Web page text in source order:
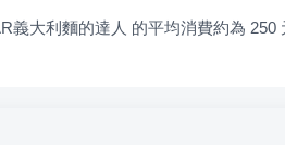
義大利麵的達人 的平均消費約為 250